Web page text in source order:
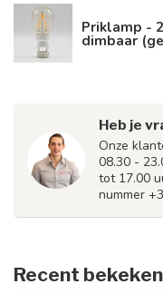
Priklamp -
dimbaar
Heb je
Onze
08.30 -
tot 17.00
nummer
Recent bekeken